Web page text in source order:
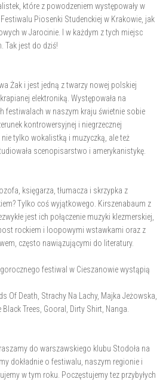
które z powodzeniem występowały w
Piosenki Studenckiej w Krakowie, jak
w Jarocinie. I w każdym z tych miejsc
Tak jest do dziś!
Żak i jest jedną z twarzy nowej polskiej
elektroniką. Występowała na
festiwalach w naszym kraju świetnie sobie
kontrowersyjnej i niegrzecznej
tylko wokalistką i muzyczką, ale też
scenopisarstwo i amerykanistykę.
księgarza, tłumacza i skrzypka z
Tylko coś wyjątkowego. Kirszenabaum z
jest ich połączenie muzyki klezmerskiej,
rockiem i loopowymi wstawkami oraz z
często nawiązującymi do literatury.
festiwal w Cieszanowie wystąpią
Of Death, Strachy Na Lachy, Majka Jeżowska,
Trees, Gooral, Dirty Shirt, Nanga.
do warszawskiego klubu Stodoła na
dokładnie o festiwalu, naszym regionie i
w tym roku. Poczęstujemy tez przybyłych